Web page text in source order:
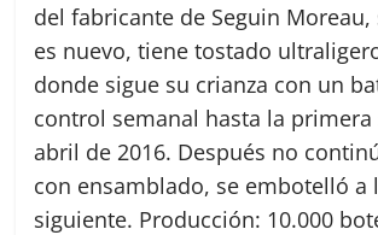
del fabricante de Seguin Moreau,
es nuevo, tiene tostado
donde sigue su crianza con un
control semanal hasta la primera
abril de 2016. Después no
con ensamblado, se embotelló a
siguiente. Producción: 10.000